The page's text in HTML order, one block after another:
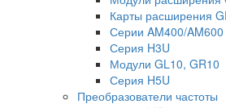
Карты расширения
Серии AM400/AM600
Серия H3U
Модули GL10, GR10
Серия H5U
Преобразователи частоты